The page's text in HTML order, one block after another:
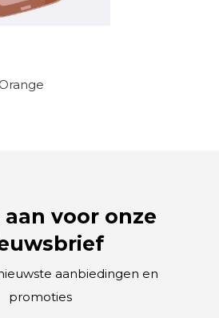
aan voor onze
aanbiedingen en
promoties